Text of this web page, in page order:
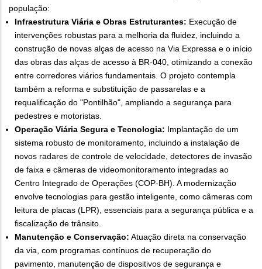
população:
Infraestrutura Viária e Obras Estruturantes: Execução de
intervenções robustas para a melhoria da fluidez, incluindo a
construção de novas alças de acesso na Via Expressa e o início
das obras das alças de acesso à BR-040, otimizando a conexão
entre corredores viários fundamentais. O projeto contempla
também a reforma e substituição de passarelas e a
requalificação do "Pontilhão", ampliando a segurança para
pedestres e motoristas.
Operação Viária Segura e Tecnologia: Implantação de um
sistema robusto de monitoramento, incluindo a instalação de
novos radares de controle de velocidade, detectores de invasão
de faixa e câmeras de videomonitoramento integradas ao
Centro Integrado de Operações (COP-BH). A modernização
envolve tecnologias para gestão inteligente, como câmeras com
leitura de placas (LPR), essenciais para a segurança pública e a
fiscalização de trânsito.
Manutenção e Conservação: Atuação direta na conservação
da via, com programas contínuos de recuperação do
pavimento, manutenção de dispositivos de segurança e